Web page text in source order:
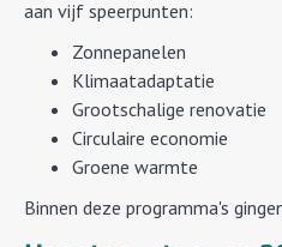
aan vijf speerpunten:
Zonnepanelen
Klimaatadaptatie
Grootschalige renovatie
Circulaire economie
Groene warmte
Binnen deze programma's